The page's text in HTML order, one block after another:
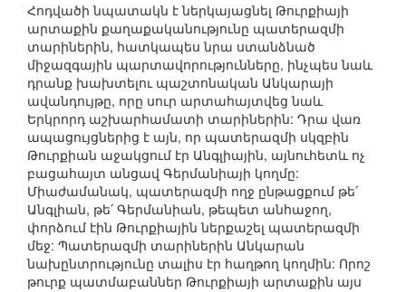
Հոդվածի նպատակն է ներկայացնել Թուրքիայի
արտաքին քաղաքականությունը պատերազմի
տարիներին, հատկապես նրա ստանձնած
միջազգային պարտավորությունները, ինչպես նաև
դրանք խախտելու պաշտոնական Անկարայի
ավանդույթը, որը սուր արտահայտվեց նաև
Երկրորդ աշխարհամատի տարիներին: Դրա վառ
ապացույցներից է այն, որ պատերազմի սկզբին
Թուրքիան աջակցում էր Անգլիային, այնուհետև ոչ
բացահայտ անցավ Գերմանիայի կողմը:
Միաժամանակ, պատերազմի ողջ ընթացքում թե՛
Անգլիան, թե՛ Գերմանիան, թեպետ անհաջող,
փորձում էին Թուրքիային ներքաշել պատերազմի
մեջ: Պատերազմի տարիներին Անկարան
նախընտրությունը տալիս էր հաղթող կողմին: Որոշ
թուրք պատմաբաններ Թուրքիայի արտաքին այս